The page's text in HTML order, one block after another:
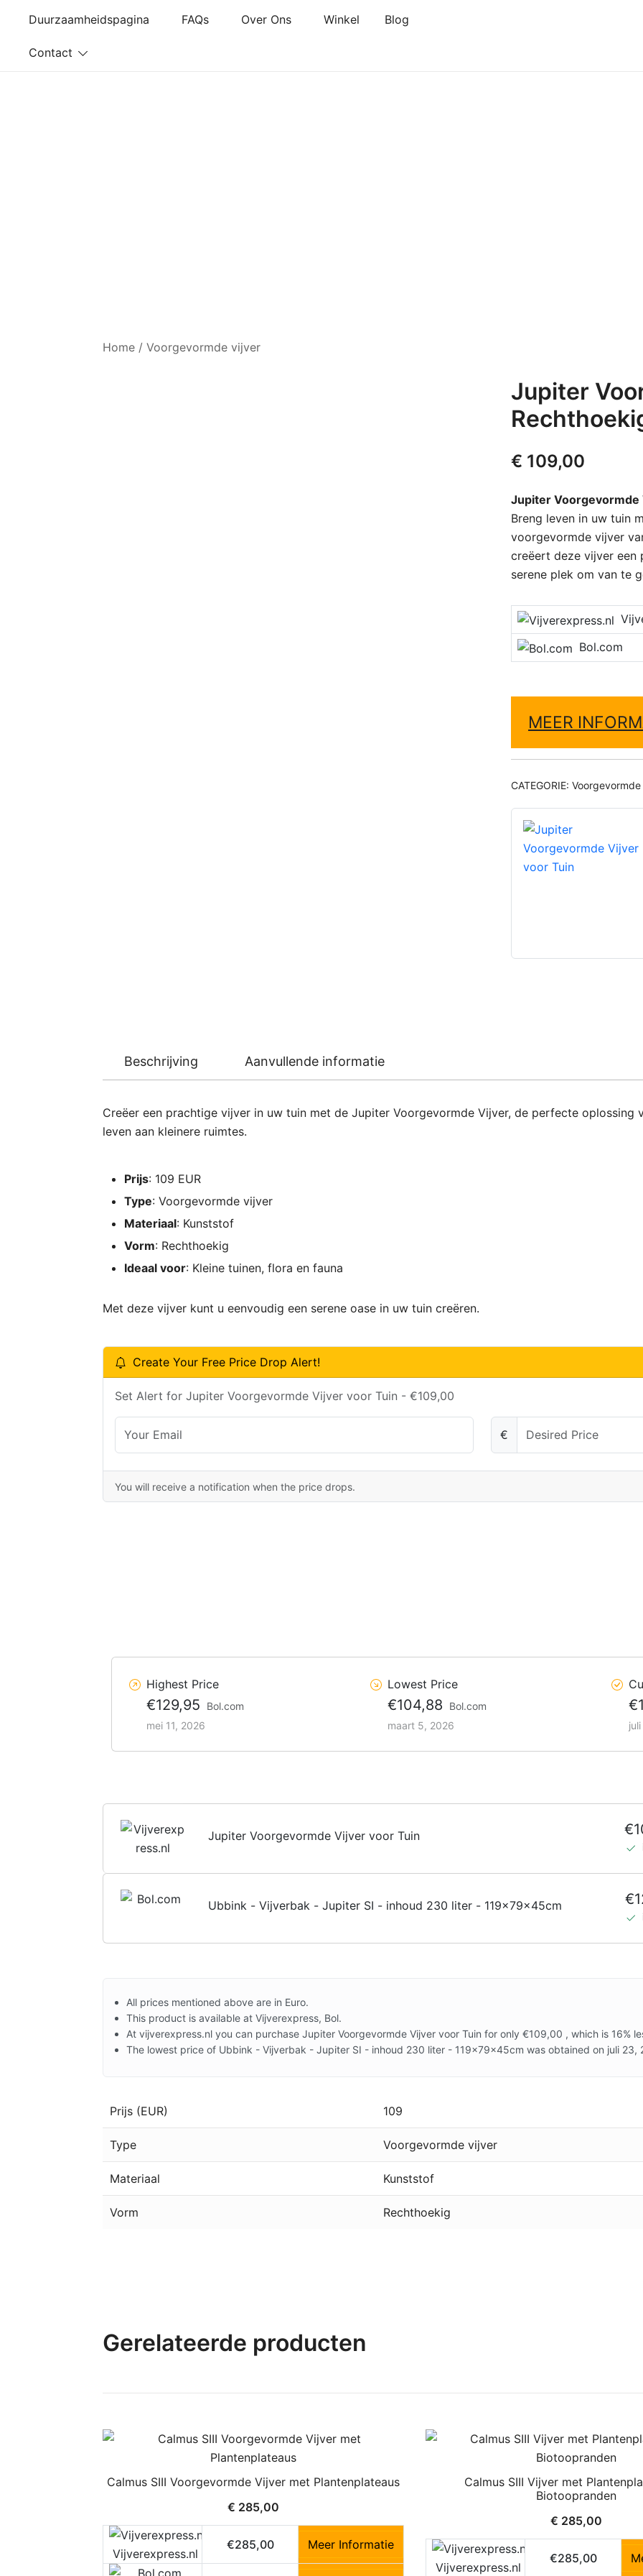
Duurzaamheidspagina FAQs Over Ons Winkel Blog
Contact
Home / Voorgevormde vijver
Jupiter
€ 109,00
Jupiter Voorgevormde
Breng leven in uw tuin
voorgevormde vijver
creëert deze vijver een
serene plek om van te
Bol.com
MEER
CATEGORIE:
Beschrijving Aanvullende informatie
Creëer een prachtige vijver in uw tuin met de Jupiter Voorgevormde Vijver, de perfecte oplossing
leven aan kleinere ruimtes.
Prijs: 109 EUR
Type: Voorgevormde vijver
Materiaal: Kunststof
Vorm: Rechthoekig
Ideaal voor: Kleine tuinen, flora en fauna
Met deze vijver kunt u eenvoudig een serene oase in uw tuin creëren.
Create Your Free Price Drop Alert!
Set Alert for Jupiter Voorgevormde Vijver voor Tuin - €109,00
€
You will receive a notification when the price drops.
Highest Price
€129,95
Bol.com
mei 11, 2026
Lowest Price
€104,88
Bol.com
maart 5, 2026
Jupiter Voorgevormde Vijver voor Tuin
Ubbink - Vijverbak - Jupiter SI - inhoud 230 liter - 119x79x45cm
All prices mentioned above are in Euro.
This product is available at Vijverexpress, Bol.
At vijverexpress.nl you can purchase Jupiter Voorgevormde Vijver voor Tuin for only €109,00 , which is 16%
The lowest price of Ubbink - Vijverbak - Jupiter SI - inhoud 230 liter - 119x79x45cm was obtained on juli 23,
Prijs (EUR) 109
Type Voorgevormde vijver
Materiaal Kunststof
Vorm Rechthoekig
Gerelateerde producten
Calmus SIII Voorgevormde Vijver met Plantenplateaus
€ 285,00
Vijverexpress.nl
€285,00 Meer Informatie
Calmus SIII Vijver met
Biotoopranden
€ 285,00
Vijverexpress.nl
€285,00